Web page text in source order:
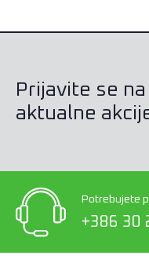
Prijavite se
aktualne
Potrebujete
+386 30